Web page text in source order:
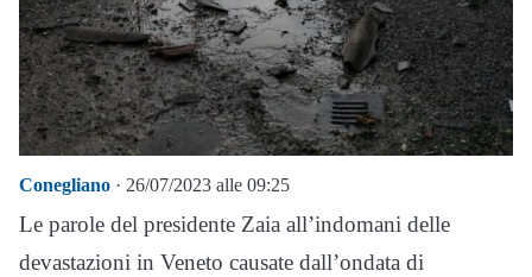
Conegliano · 26/07/2023 alle 09:25
Le parole del presidente Zaia all’indomani delle
devastazioni in Veneto causate dall’ondata di